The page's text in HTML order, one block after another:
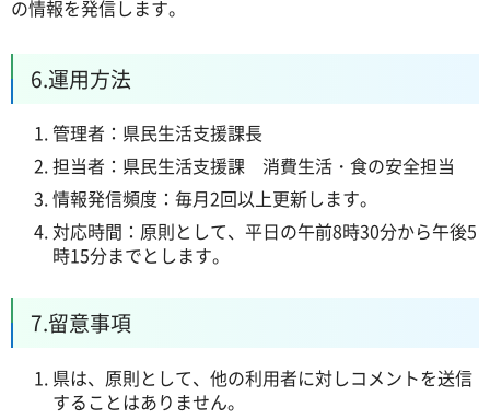
の情報を発信します。
6.運用方法
管理者：県民生活支援課長
担当者：県民生活支援課 消費生活・食の安全担当
情報発信頻度：毎月2回以上更新します。
対応時間：原則として、平日の午前8時30分から午後5
時15分までとします。
7.留意事項
県は、原則として、他の利用者に対しコメントを送信
することはありません。